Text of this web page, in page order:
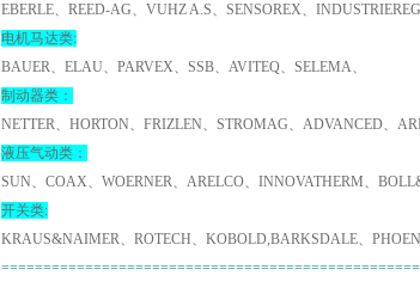
EBERLE、REED-AG、VUHZ A.S、SENSOREX、
电机马达类:
BAUER、ELAU、PARVEX、SSB、AVITEQ、SELEMA、
制动器类：
NETTER、HORTON、FRIZLEN、STROMAG、ADVANCED、
液压气动类：
SUN、COAX、WOERNER、ARELCO、INNOVATHERM、
开关类:
KRAUS&NAIMER、ROTECH、KOBOLD,BARKSDALE、